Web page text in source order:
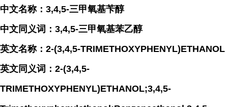
中文名称：3,4,5-三甲氧基苄醇
中文同义词：3,4,5-三甲氧基苯乙醇
英文名称：2-(3,4,5-TRIMETHOXYPHENYL)ETHANOL
英文同义词：2-(3,4,5-
TRIMETHOXYPHENYL)ETHANOL;3,4,5-